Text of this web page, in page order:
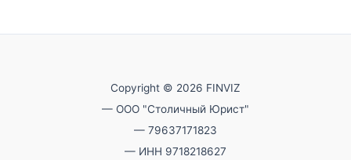
Copyright © 2026 FINVIZ
— ООО "Столичный Юрист"
— 79637171823
— ИНН 9718218627